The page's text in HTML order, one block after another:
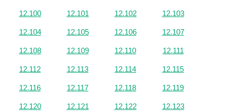
12.100 12.101 12.102 12.103
12.104 12.105 12.106 12.107
12.108 12.109 12.110 12.111
12.112 12.113 12.114 12.115
12.116 12.117 12.118 12.119
12.120 12.121 12.122 12.123